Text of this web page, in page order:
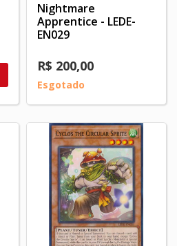
Nightmare
Apprentice - LEDE-
EN029
R$ 200,00
Esgotado